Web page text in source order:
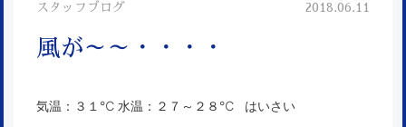
スタッフブログ 2018.06.11
風が～～・・・・
気温：３１℃ 水温：２７～２８℃ はいさい